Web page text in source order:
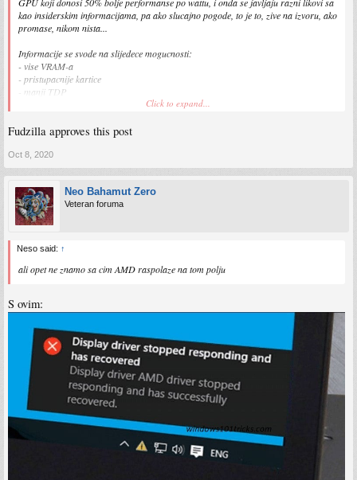
GPU koji donosi 50% bolje performanse po wattu, i onda se javljaju razni likovi sa
kao insiderskim informacijama, pa ako slucajno pogode, to je to, zive na izvoru, ako
promase, nikom nista...
Informacije se svode na slijedece mogucnosti:
- vise VRAM-a
- pristupacnije kartice
- manji TDP
- potencijalno bolja inicijalna dostupnost na trzistu
uzme izmad navedeno i performanse per dollar
- ubaci broj x za tranzistore, povrsinu chipa, broj jezgri
- u igrama koje tek treba da izadju AMD ce biti jos konkurentniji zbog iste bazne
i eto onda na osnovu tih parametara se pisu silni tekstovi i snimaju insiderski video
prilozi.
Click to expand...
Fudzilla approves this post
Oct 8, 2020
Neo Bahamut Zero
Veteran foruma
Neso said: ↑
ali opet ne znamo sa cim AMD raspolaze na tom polju
S ovim: